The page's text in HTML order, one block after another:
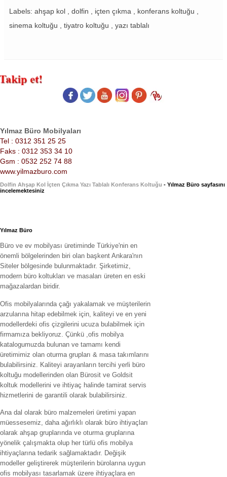
Labels: ahşap kol , dolfin , içten çıkma , konferans koltuğu ,
sinema koltuğu , tiyatro koltuğu , yazı tablalı
Yılmaz Büro Mobilyaları
Tel : 0312 351 25 25
Faks : 0312 353 34 10
Gsm : 0532 252 74 88
www.yilmazburo.com
Dolfin Ahşap Kol İçten Çıkma Yazı Tablalı Konferans Koltuğu - Yılmaz Büro sayfasını
incelemektesiniz
Yılmaz Büro
Büro ve ev mobilyası üretiminde Türkiye'nin en
önemli bölgelerinden biri olan başkent Ankara'nın
Siteler bölgesinde bulunmaktadır. Şirketimiz,
modern büro koltukları ve masaları üreten en eski
mağazalardan biridir.
Ofis mobilyalarında çağı yakalamak ve müşterilerin
arzularına hitap edebilmek için, kaliteyi ve en yeni
modellerdeki ofis çizgilerini ucuza bulabilmek için
firmamıza bekliyoruz. Çünkü ,ofis mobilya
katalogumuzda bulunan ve tamamı kendi
üretimimiz olan oturma grupları & masa takımlarını
bulabilirsiniz. Kaliteyi arayanların tercihi yerli büro
koltuğu modellerinden olan Bürosit ve Goldsit
koltuk modellerini ve ihtiyaç halinde tamirat servis
hizmetlerini de garantili olarak bulabilirsiniz.
Ana dal olarak büro malzemeleri üretimi yapan
müessesemiz, daha ağırlıklı olarak büro ihtiyaçları
olarak ahşap gruplarında ve oturma gruplarına
yönelik çalışmakta olup her türlü ofis mobilya
ihtiyaçlarına tedarik sağlamaktadır. Değişik
modeller geliştirerek müşterilerin bürolarına uygun
ofis mobilyası tasarlamak üzere ihtiyaçlara en